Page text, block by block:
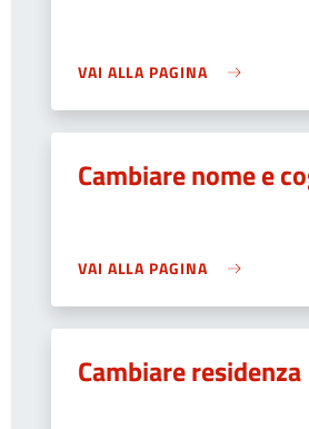
VAI ALLA PAGINA
Cambiare nome e
VAI ALLA PAGINA
Cambiare residenza